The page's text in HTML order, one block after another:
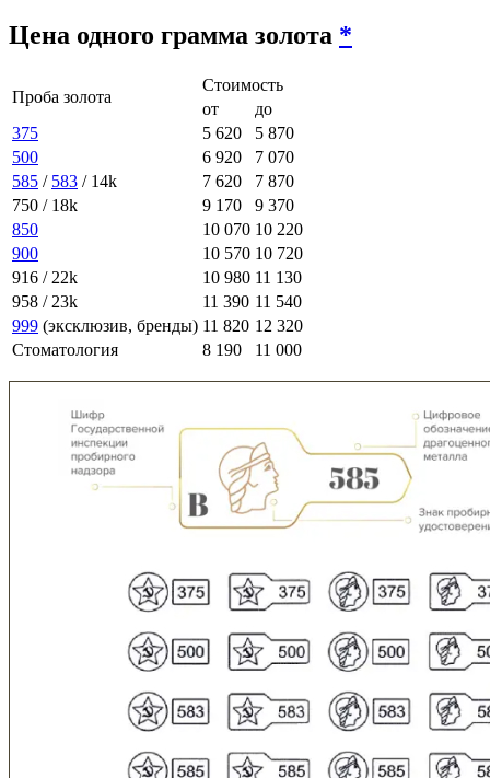
Цена одного грамма золота *
Проба золота
Стоимость
от
до
375
5 620
5 870
500
6 920
7 070
585 / 583 / 14k 7 620
7 870
750 / 18k
9 170
9 370
850
10 070 10 220
900
10 570 10 720
916 / 22k
10 980 11 130
958 / 23k
11 390 11 540
999 (эксклюзив, бренды) 11 820 12 320
Стоматология
8 190 11 000